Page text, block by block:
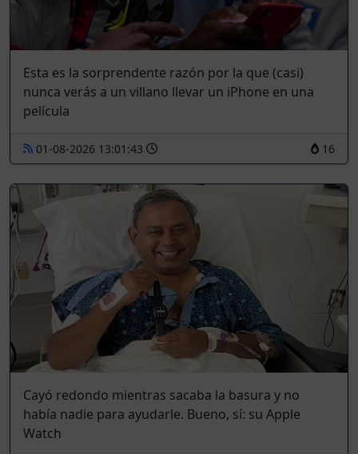
Esta es la sorprendente razón por la que (casi)
nunca verás a un villano llevar un iPhone en una
película
16
01-08-2026 13:01:43
Cayó redondo mientras sacaba la basura y no
había nadie para ayudarle. Bueno, sí: su Apple
Watch